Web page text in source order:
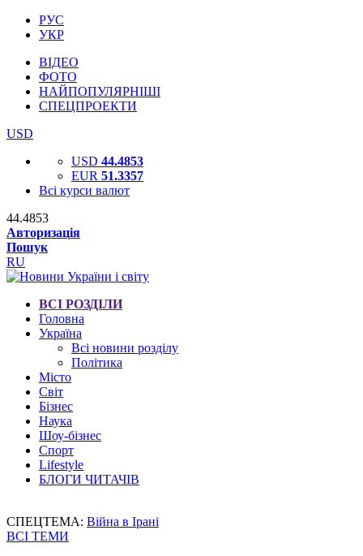
РУС
УКР
ВІДЕО
ФОТО
НАЙПОПУЛЯРНІШІ
СПЕЦПРОЕКТИ
USD
USD 44.4853
EUR 51.3357
Всі курси валют
44.4853
Авторизація
Пошук
RU
ВСІ РОЗДІЛИ
Головна
Україна
Всі новини розділу
Політика
Місто
Світ
Бізнес
Наука
Шоу-бізнес
Спорт
Lifestyle
БЛОГИ ЧИТАЧІВ
СПЕЦТЕМА: Війна в Ірані
ВСІ ТЕМИ